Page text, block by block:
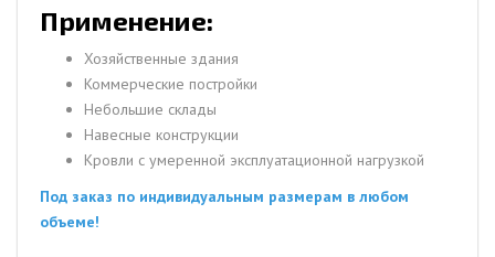
Применение:
Хозяйственные здания
Коммерческие постройки
Небольшие склады
Навесные конструкции
Кровли с умеренной эксплуатационной нагрузкой
Под заказ по индивидуальным размерам в любом
объеме!